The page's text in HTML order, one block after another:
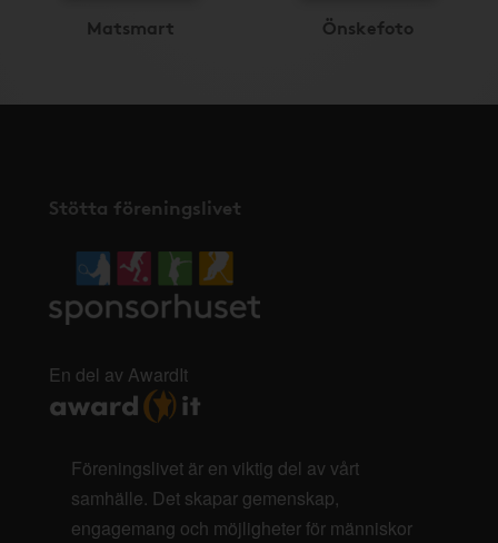
Matsmart Önskefoto
Stötta föreningslivet
En del av AwardIt
Föreningslivet är en viktig del av vårt
samhälle. Det skapar gemenskap,
engagemang och möjligheter för människor